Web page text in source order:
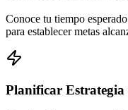
Conoce tu tiempo
para establecer metas
Planificar Estrategia